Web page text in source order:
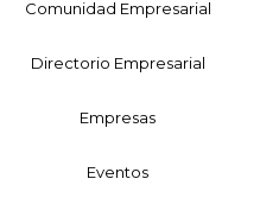
Comunidad Empresarial
Directorio Empresarial
Empresas
Eventos